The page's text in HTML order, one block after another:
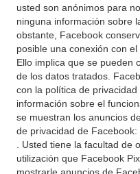
usted son anónimos para
ninguna información sobre
obstante, Facebook
posible una conexión con
Ello implica que se pueden
de los datos tratados.
con la política de
información sobre el
se muestran los anuncios
de privacidad de Facebook:
. Usted tiene la facultad de
utilización que Facebook